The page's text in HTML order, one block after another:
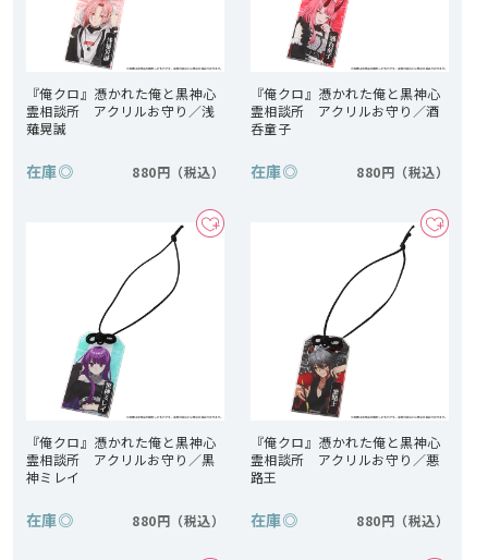
『俺クロ』憑かれた俺と黒神心
霊相談所 アクリルお守り／浅
薙晃誠
在庫◎ 880円
『俺クロ』憑かれた俺と黒神心
霊相談所 アクリルお守り／酒
呑童子
在庫◎ 880円
『俺クロ』憑かれた俺と黒神心
霊相談所 アクリルお守り／黒
神ミレイ
在庫◎ 880円
『俺クロ』憑かれた俺と黒神心
霊相談所 アクリルお守り／悪
路王
在庫◎ 880円